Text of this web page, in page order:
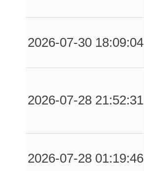
2026-07-30 18:09:04
2026-07-28 21:52:31
2026-07-28 01:19:46